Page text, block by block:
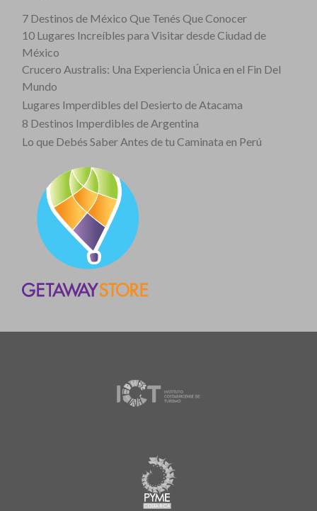
7 Destinos de México Que Tenés Que Conocer
10 Lugares Increíbles para Visitar desde Ciudad de
México
Crucero Australis: Una Experiencia Única en el Fin Del
Mundo
Lugares Imperdibles del Desierto de Atacama
8 Destinos Imperdibles de Argentina
Lo que Debés Saber Antes de tu Caminata en Perú